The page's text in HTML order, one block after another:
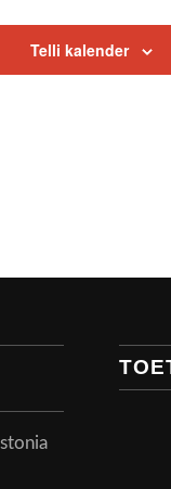
Telli kalender